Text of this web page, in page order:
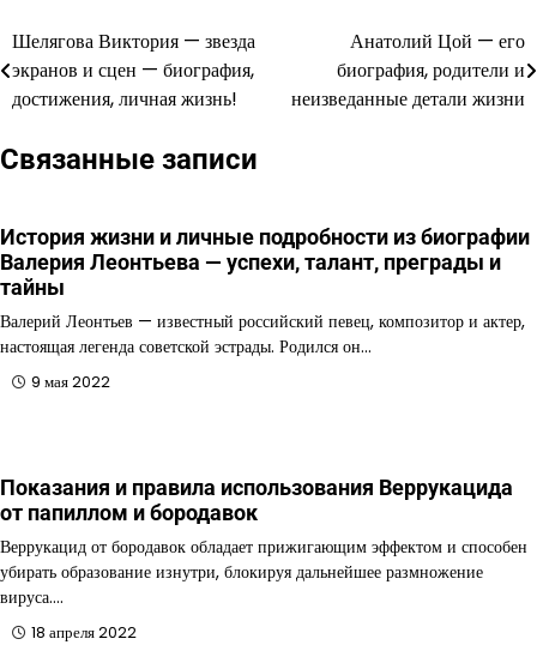
Навигация
по
Шелягова Виктория — звезда
экранов и сцен — биография,
достижения, личная жизнь!
Анатолий Цой — его
биография, родители и
неизведанные детали жизни
Связанные записи
История жизни и личные подробности из биографии
Валерия Леонтьева — успехи, талант, преграды и
тайны
Валерий Леонтьев — известный российский певец, композитор и актер,
настоящая легенда советской эстрады. Родился он…
9 мая 2022
Показания и правила использования Веррукацида
от папиллом и бородавок
Веррукацид от бородавок обладает прижигающим эффектом и способен
убирать образование изнутри, блокируя дальнейшее размножение
вируса.…
18 апреля 2022